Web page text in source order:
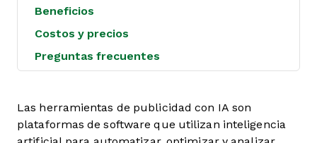
Beneficios
Costos y precios
Preguntas frecuentes
Las herramientas de publicidad con IA son
plataformas de software que utilizan inteligencia